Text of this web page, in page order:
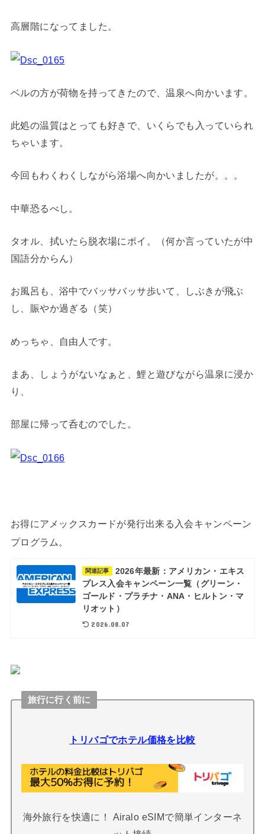
高層階になってました。
ベルの方が荷物を持ってきたので、温泉へ向かいます。
此処の温質はとっても好きで、いくらでも入っていられ
ちゃいます。
今回もわくわくしながら浴場へ向かいましたが。。。
中華恐るべし。
タオル、拭いたら脱衣場にポイ。（何か言っていたが中
国語分からん）
お風呂も、浴中でバッサバッサ歩いて、しぶきが飛ぶ
し、賑やか過ぎる（笑）
めっちゃ、自由人です。
まあ、しょうがないなぁと、鯉と遊びながら温泉に浸か
り、
部屋に帰って呑むのでした。
お得にアメックスカードが発行出来る入会キャンペーン
プログラム。
関連記事
2026年最新：アメリカン・エキス
プレス入会キャンペーン一覧（グリーン・
ゴールド・プラチナ・ANA・ヒルトン・マ
リオット）
2026.08.07
旅行に行く前に
トリバゴでホテル価格を比較
海外旅行を快適に！ Airalo eSIMで簡単インターネ